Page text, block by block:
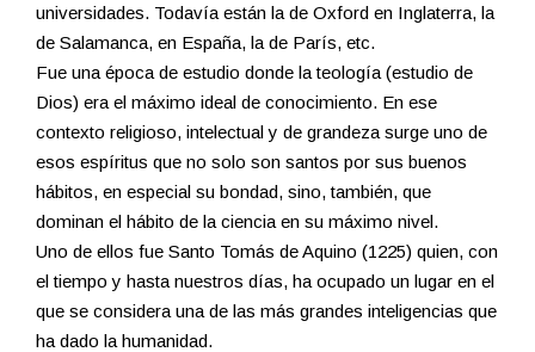
universidades. Todavía están la de Oxford en Inglaterra, la
de Salamanca, en España, la de París, etc.
Fue una época de estudio donde la teología (estudio de
Dios) era el máximo ideal de conocimiento. En ese
contexto religioso, intelectual y de grandeza surge uno de
esos espíritus que no solo son santos por sus buenos
hábitos, en especial su bondad, sino, también, que
dominan el hábito de la ciencia en su máximo nivel.
Uno de ellos fue Santo Tomás de Aquino (1225) quien, con
el tiempo y hasta nuestros días, ha ocupado un lugar en el
que se considera una de las más grandes inteligencias que
ha dado la humanidad.